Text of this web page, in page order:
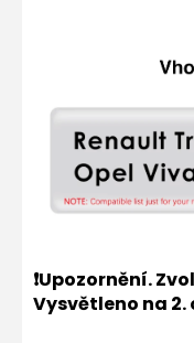
❗Upozornění.
Vysvětleno na 2.